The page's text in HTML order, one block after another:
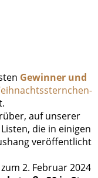
Gewinner und
auf unserer
die in einigen
veröffentlicht
2. Februar 2024